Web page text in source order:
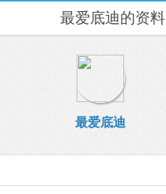
最爱底迪的资料
最爱底迪